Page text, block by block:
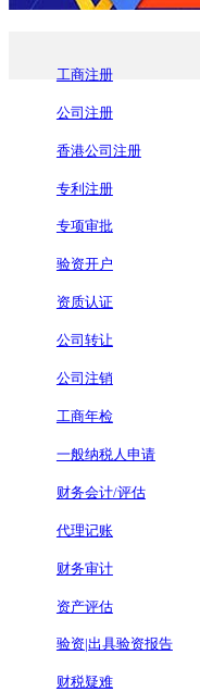
工商注册
公司注册
香港公司注册
专利注册
专项审批
验资开户
资质认证
公司转让
公司注销
工商年检
一般纳税人申请
财务会计/评估
代理记账
财务审计
资产评估
验资|出具验资报告
财税疑难